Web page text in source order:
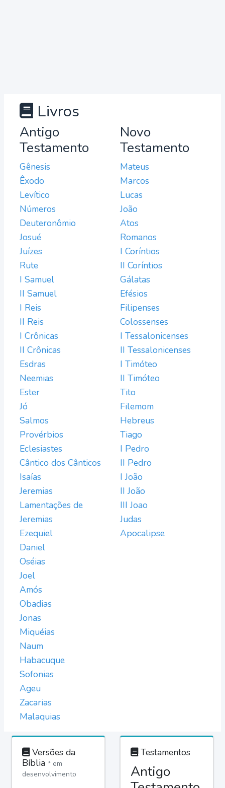
Livros
Antigo
Testamento
Gênesis
Êxodo
Levítico
Números
Deuteronômio
Josué
Juízes
Rute
I Samuel
II Samuel
I Reis
II Reis
I Crônicas
II Crônicas
Esdras
Neemias
Ester
Jó
Salmos
Provérbios
Eclesiastes
Cântico dos Cânticos
Isaías
Jeremias
Lamentações de
Jeremias
Ezequiel
Daniel
Oséias
Joel
Amós
Obadias
Jonas
Miquéias
Naum
Habacuque
Sofonias
Ageu
Zacarias
Malaquias
Novo
Testamento
Mateus
Marcos
Lucas
João
Atos
Romanos
I Coríntios
II Coríntios
Gálatas
Efésios
Filipenses
Colossenses
I Tessalonicenses
II Tessalonicenses
I Timóteo
II Timóteo
Tito
Filemom
Hebreus
Tiago
I Pedro
II Pedro
I João
II João
III Joao
Judas
Apocalipse
Versões da
Bíblia * em
desenvolvimento
Testamentos
Antigo